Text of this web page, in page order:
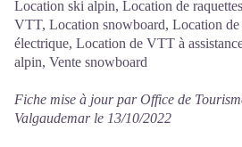
Location ski alpin, Location de
VTT, Location snowboard, Location de
électrique, Location de VTT à
alpin, Vente snowboard
Fiche mise à jour par Office de
Valgaudemar le 13/10/2022